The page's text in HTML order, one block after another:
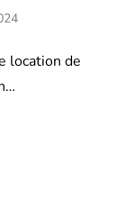
location de